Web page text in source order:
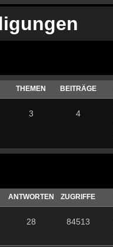
THEMEN BEITRÄGE
3 4
ANTWORTEN ZUGRIFFE
28 84513